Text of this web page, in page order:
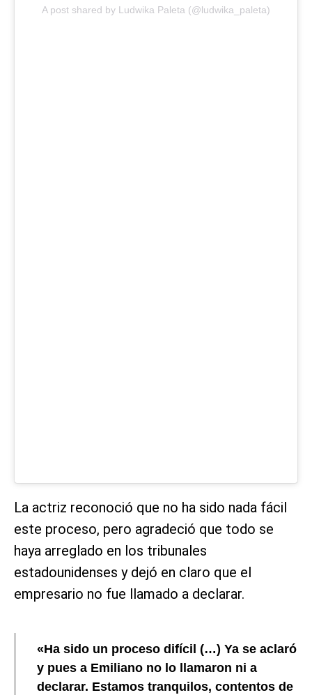
A post shared by Ludwika Paleta (@ludwika_paleta)
La actriz reconoció que no ha sido nada fácil
este proceso, pero agradeció que todo se
haya arreglado en los tribunales
estadounidenses y dejó en claro que el
empresario no fue llamado a declarar.
«Ha sido un proceso difícil (…) Ya se aclaró
y pues a Emiliano no lo llamaron ni a
declarar. Estamos tranquilos, contentos de